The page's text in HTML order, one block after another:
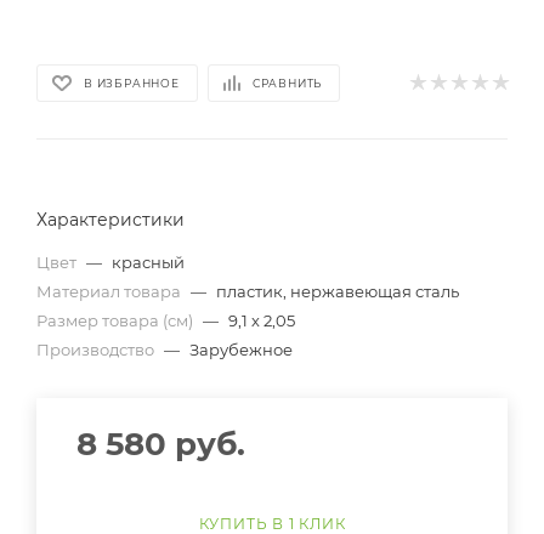
В ИЗБРАННОЕ СРАВНИТЬ
Характеристики
Цвет — красный
Материал товара — пластик, нержавеющая сталь
Размер товара (см) — 9,1 х 2,05
Производство — Зарубежное
8 580 руб.
КУПИТЬ В 1 КЛИК